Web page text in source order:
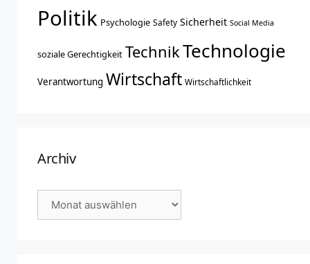
Politik Psychologie Safety Sicherheit Social Media
soziale Gerechtigkeit TechnikTechnologie
Verantwortung Wirtschaft Wirtschaftlichkeit
Archiv
Archiv